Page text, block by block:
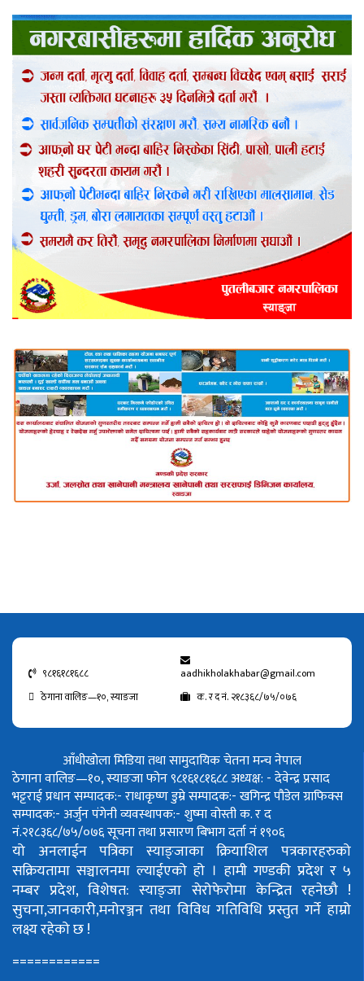
९८१६१८१६८८
aadhikholakhabar@gmail.com
ठेगाना वालिङ—१०, स्याङजा
क. र द नं. २१८३६८/७५/०७६
आँधीखोला मिडिया तथा सामुदायिक चेतना मन्च नेपाल
ठेगाना वालिङ—१०, स्याङजा फोन ९८१६१८१६८८अध्यक्ष: - देवेन्द्र प्रसाद
भट्टराईप्रधान सम्पादक:- राधाकृष्ण डुम्रेसम्पादक:- खगिन्द्र पौडेलग्राफिक्स
सम्पादक:- अर्जुन पंगेनीव्यवस्थापक:- शुष्मा वोस्तीक. र द
नं.२१८३६८/७५/०७६सूचना तथा प्रसारण बिभाग दर्ता नं १९०६
यो अनलाईन पत्रिका स्याङ्जाका क्रियाशिल पत्रकारहरुको
सक्रियतामा सञ्चालनमा ल्याईएको हो । हामी गण्डकी प्रदेश र ५
नम्बर प्रदेश, विशेषत: स्याङ्जा सेरोफेरोमा केन्द्रित रहनेछौ !
सुचना,जानकारी,मनोरञ्जन तथा विविध गतिविधि प्रस्तुत गर्ने हाम्रो
लक्ष्य रहेको छ !
============